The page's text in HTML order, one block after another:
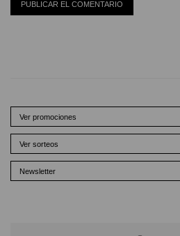
Ver promociones
Ver sorteos
Newsletter